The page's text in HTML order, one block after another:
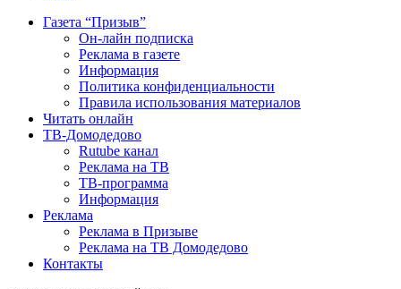
Газета “Призыв”
Он-лайн подписка
Реклама в газете
Информация
Политика конфиденциальности
Правила использования материалов
Читать онлайн
ТВ-Домодедово
Rutube канал
Реклама на ТВ
ТВ-программа
Информация
Реклама
Реклама в Призыве
Реклама на ТВ Домодедово
Контакты